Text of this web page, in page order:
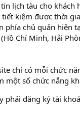
lịch tàu cho khách
kiệm được thời
phía chủ quản hiện
Chí Minh, Hải
chỉ có mỗi chức
một số chức nẵng
phải đăng ký tài